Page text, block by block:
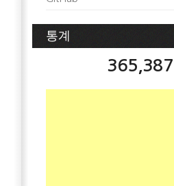
통계
365,387